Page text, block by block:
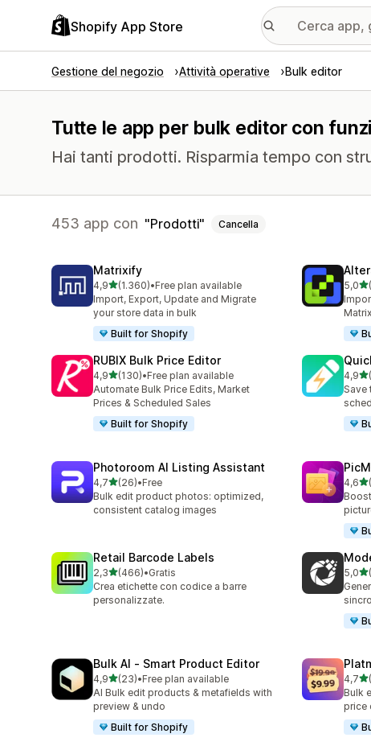
Shopify App Store
Gestione del negozio Attività operative Bulk editor
Tutte le app per bulk editor con
Hai tanti prodotti. Risparmia tempo con
453 app con Prodotti Cancella
Matrixify
4,9stelle su 5
(1.360)
1360 recensioni totali
•Free plan available
Import, Export, Update and Migrate
your store data in bulk
Built for Shopify
5,0
202
RUBIX Bulk Price Editor
4,9stelle su 5
(130)
130 recensioni totali
•Free plan available
Automate Bulk Price Edits, Market
Prices & Scheduled Sales
Built for Shopify
4,9
99
Save
Photoroom AI Listing Assistant
4,7stelle su 5
(26)
26 recensioni totali
•Free
Bulk edit product photos: optimized,
consistent catalog images
4,6
36
Retail Barcode Labels
2,3stelle su 5
(466)
466 recensioni totali
•Gratis
Crea etichette con codice a barre
personalizzate.
5,0
13
Bulk AI ‑ Smart Product Editor
4,9stelle su 5
(23)
23 recensioni totali
•Free plan available
AI Bulk edit products & metafields with
preview & undo
Built for Shopify
4,7
75
Bulk
price